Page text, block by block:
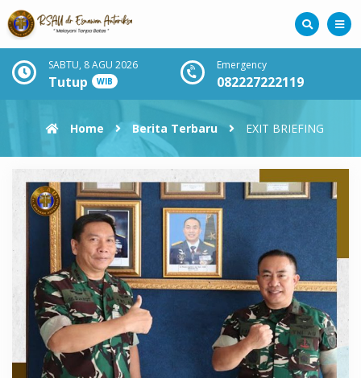
SABTU, 8 AGU 2026
Tutup WIB
Emergency
082227222119
Home Berita Terbaru EXIT BRIEFING